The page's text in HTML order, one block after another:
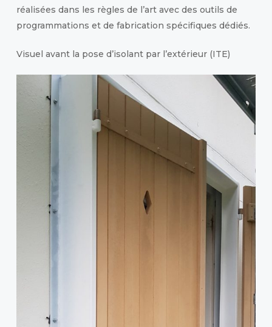
réalisées dans les règles de l’art avec des outils de
programmations et de fabrication spécifiques dédiés.
Visuel avant la pose d’isolant par l’extérieur (ITE)